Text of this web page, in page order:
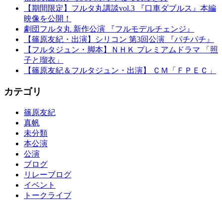
【期間限定】フルタ丸講談vol.3 『口車ダブルス』本編
映像を公開！
劇団フルタ丸 新作公演 『フルモデルチェンジ』
【篠原友紀・出演】シリコン 第3回公演 『パチパチ』
【フルタジュン・脚本】ＮＨＫ プレミアムドラマ 「照
子と瑠衣」
【篠原友紀＆フルタジュン・出演】 ＣＭ「ＦＰＥＣ」
カテゴリ
篠原友紀
真帆
未分類
本公演
公演
ブログ
リレーブログ
イベント
トークライブ